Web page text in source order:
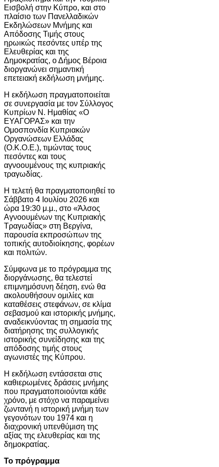
Εισβολή στην Κύπρο, και στο
πλαίσιο των Πανελλαδικών
Εκδηλώσεων Μνήμης και
Απόδοσης Τιμής στους
ηρωικώς πεσόντες υπέρ της
Ελευθερίας και της
Δημοκρατίας, ο Δήμος Βέροια
διοργανώνει σημαντική
επετειακή εκδήλωση μνήμης.
Η εκδήλωση πραγματοποιείται
σε συνεργασία με τον Σύλλογος
Κυπρίων Ν. Ημαθίας «Ο
ΕΥΑΓΟΡΑΣ» και την
Ομοσπονδία Κυπριακών
Οργανώσεων Ελλάδας
(Ο.Κ.Ο.Ε.), τιμώντας τους
πεσόντες και τους
αγνοουμένους της κυπριακής
τραγωδίας.
Η τελετή θα πραγματοποιηθεί το
Σάββατο 4 Ιουλίου 2026 και
ώρα 19:30 μ.μ., στο «Άλσος
Αγνοουμένων της Κυπριακής
Τραγωδίας» στη Βεργίνα,
παρουσία εκπροσώπων της
τοπικής αυτοδιοίκησης, φορέων
και πολιτών.
Σύμφωνα με το πρόγραμμα της
διοργάνωσης, θα τελεστεί
επιμνημόσυνη δέηση, ενώ θα
ακολουθήσουν ομιλίες και
καταθέσεις στεφάνων, σε κλίμα
σεβασμού και ιστορικής μνήμης,
αναδεικνύοντας τη σημασία της
διατήρησης της συλλογικής
ιστορικής συνείδησης και της
απόδοσης τιμής στους
αγωνιστές της Κύπρου.
Η εκδήλωση εντάσσεται στις
καθιερωμένες δράσεις μνήμης
που πραγματοποιούνται κάθε
χρόνο, με στόχο να παραμείνει
ζωντανή η ιστορική μνήμη των
γεγονότων του 1974 και η
διαχρονική υπενθύμιση της
αξίας της ελευθερίας και της
δημοκρατίας.
Το πρόγραμμα